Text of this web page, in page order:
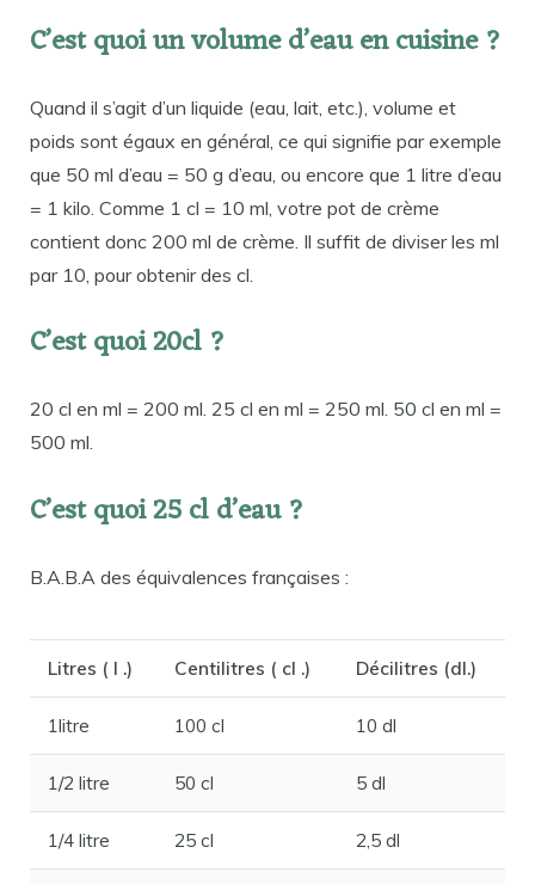
C’est quoi un volume d’eau en cuisine ?
Quand il s’agit d’un liquide (eau, lait, etc.), volume et
poids sont égaux en général, ce qui signifie par exemple
que 50 ml d’eau = 50 g d’eau, ou encore que 1 litre d’eau
= 1 kilo. Comme 1 cl = 10 ml, votre pot de crème
contient donc 200 ml de crème. Il suffit de diviser les ml
par 10, pour obtenir des cl.
C’est quoi 20cl ?
20 cl en ml = 200 ml. 25 cl en ml = 250 ml. 50 cl en ml =
500 ml.
C’est quoi 25 cl d’eau ?
B.A.B.A des équivalences françaises :
Litres ( l .) Centilitres ( cl .) Décilitres (dl.)
1litre 100 cl 10 dl
1/2 litre 50 cl 5 dl
1/4 litre 25 cl 2,5 dl